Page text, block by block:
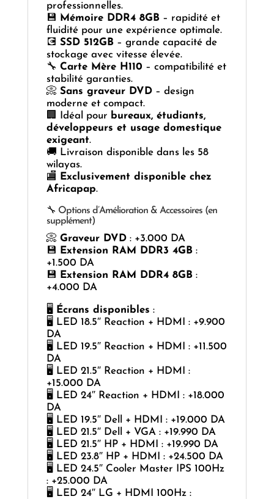
professionnelles.
💾
Mémoire DDR4 8GB– rapidité et
fluidité pour une expérience optimale.
💽 SSD 512GB– grande capacité de
stockage avec vitesse élevée.
🔧 Carte Mère H110 – compatibilité et
stabilité garanties.
📀 Sans graveur DVD– design
moderne et compact.
🏢 Idéal pour bureaux, étudiants,
développeurs et usage domestique
exigeant.
🚚 Livraison disponible dans les 58
wilayas.
🏬
Exclusivement disponible chez
Africapap.
🔧 Options d’Amélioration & Accessoires (en
supplément)
📀 Graveur DVD: +3.000 DA
💾
Extension RAM DDR3 4GB:
+1.500 DA
💾
Extension RAM DDR4 8GB:
+4.000 DA
🖥 Écrans disponibles :
🖥️ LED 18.5″ Reaction + HDMI : +9.900
DA
🖥️ LED 19.5″ Reaction + HDMI : +11.500
DA
🖥️ LED 21.5″ Reaction + HDMI :
+15.000 DA
🖥️ LED 24″ Reaction + HDMI : +18.000
DA
🖥️ LED 19.5″ Dell + HDMI : +19.000 DA
🖥️ LED 21.5″ Dell + VGA : +19.990 DA
🖥️ LED 21.5″ HP + HDMI : +19.990 DA
🖥️ LED 23.8″ HP + HDMI : +24.500 DA
🖥️ LED 24.5″ Cooler Master IPS 100Hz
: +25.000 DA
🖥️ LED 24″ LG + HDMI 100Hz :